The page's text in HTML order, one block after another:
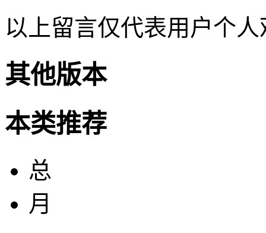
以上留言仅代表用户个
其他版本
本类推荐
总
月